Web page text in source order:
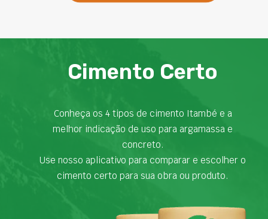
Cimento Certo
Conheça os 4 tipos de cimento Itambé e a
melhor indicação de uso para argamassa e
concreto.
Use nosso aplicativo para comparar e escolher o
cimento certo para sua obra ou produto.